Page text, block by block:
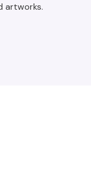
artworks.